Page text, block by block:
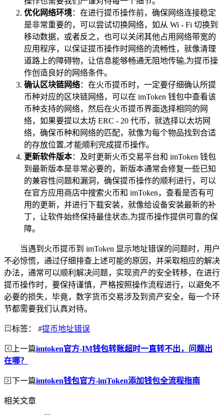
优化网络环境：在进行提币操作前，确保网络连接稳定
是非常重要的，可以尝试切换网络，如从 Wi - Fi 切换到
移动数据，或者反之，也可以关闭其他占用网络带宽的
应用程序，以保证提币操作时网络的流畅性，就像清理
道路上的障碍物，让信息能够畅通无阻地传输,为提币操
作创造良好的网络条件。
确认区块链网络：在火币提币时，一定要仔细确认所提
币种对应的区块链网络，可以在 imToken 钱包中查看该
币种支持的网络，然后在火币提币界面选择相同的网
络，如果要提以太坊 ERC - 20 代币，就选择以太坊网
络，确保币种和网络的匹配，就像为每个物品找到合适
的存放位置,才能顺利完成提币操作。
更新软件版本：及时更新火币交易平台和 imToken 钱包
到最新版本是非常必要的，新版本通常会修复一些已知
的兼容性问题和漏洞，确保提币操作的顺利进行，可以
在官方应用商店中搜索火币和 imToken，查看是否有可
用的更新，并进行下载安装，就像给设备安装最新的补
丁，让软件始终保持最佳状态,为提币操作提供可靠的保
障。
当遇到火币提币到 imToken 显示地址错误的问题时，用户
不必惊慌，通过仔细排查上述可能的原因，并采取相应的解决
办法，通常可以顺利解决问题，实现资产的安全转移，在进行
提币操作时，要保持谨慎，严格按照操作流程进行，以避免不
必要的损失，毕竟，数字货币交易涉及到资产安全，每一个环
节都需要我们认真对待。
标签： #提币地址错误
上一篇imtoken官方-IM钱包转账超时一直转不出，问题出
在哪？
下一篇imtoken钱包官方-imToken添加钱包全流程指南
相关文章